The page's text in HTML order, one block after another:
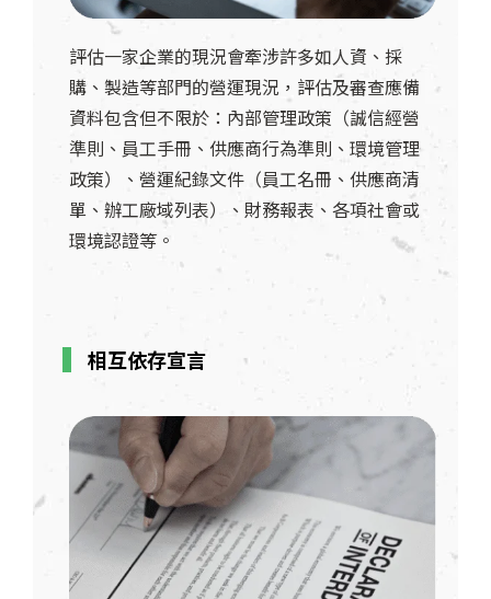
評估一家企業的現況會牽涉許多如人資、採
購、製造等部門的營運現況，評估及審查應備
資料包含但不限於：內部管理政策（誠信經營
準則、員工手冊、供應商行為準則、環境管理
政策）、營運紀錄文件（員工名冊、供應商清
單、辦工廠域列表）、財務報表、各項社會或
環境認證等。
相互依存宣言